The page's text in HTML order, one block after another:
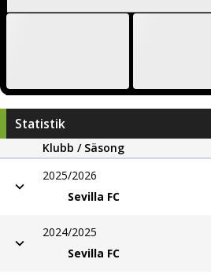
Statistik
Klubb / Säsong
2025/2026
Sevilla FC
2024/2025
Sevilla FC